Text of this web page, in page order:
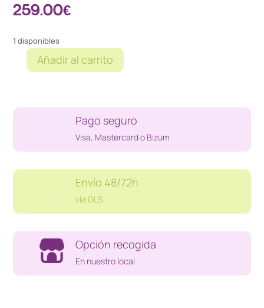
259.00€
1 disponibles
OPPO
5G
cantidad
Añadir al carrito
Pago seguro
Visa, Mastercard o Bizum
Envío 48/72h
vía GLS
Opción recogida
En nuestro local